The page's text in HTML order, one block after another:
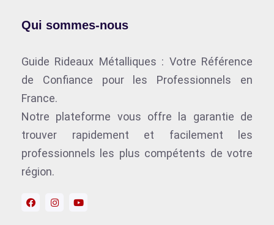
Qui sommes-nous
Guide Rideaux Métalliques : Votre Référence
de Confiance pour les Professionnels en
France.
Notre plateforme vous offre la garantie de
trouver rapidement et facilement les
professionnels les plus compétents de votre
région.